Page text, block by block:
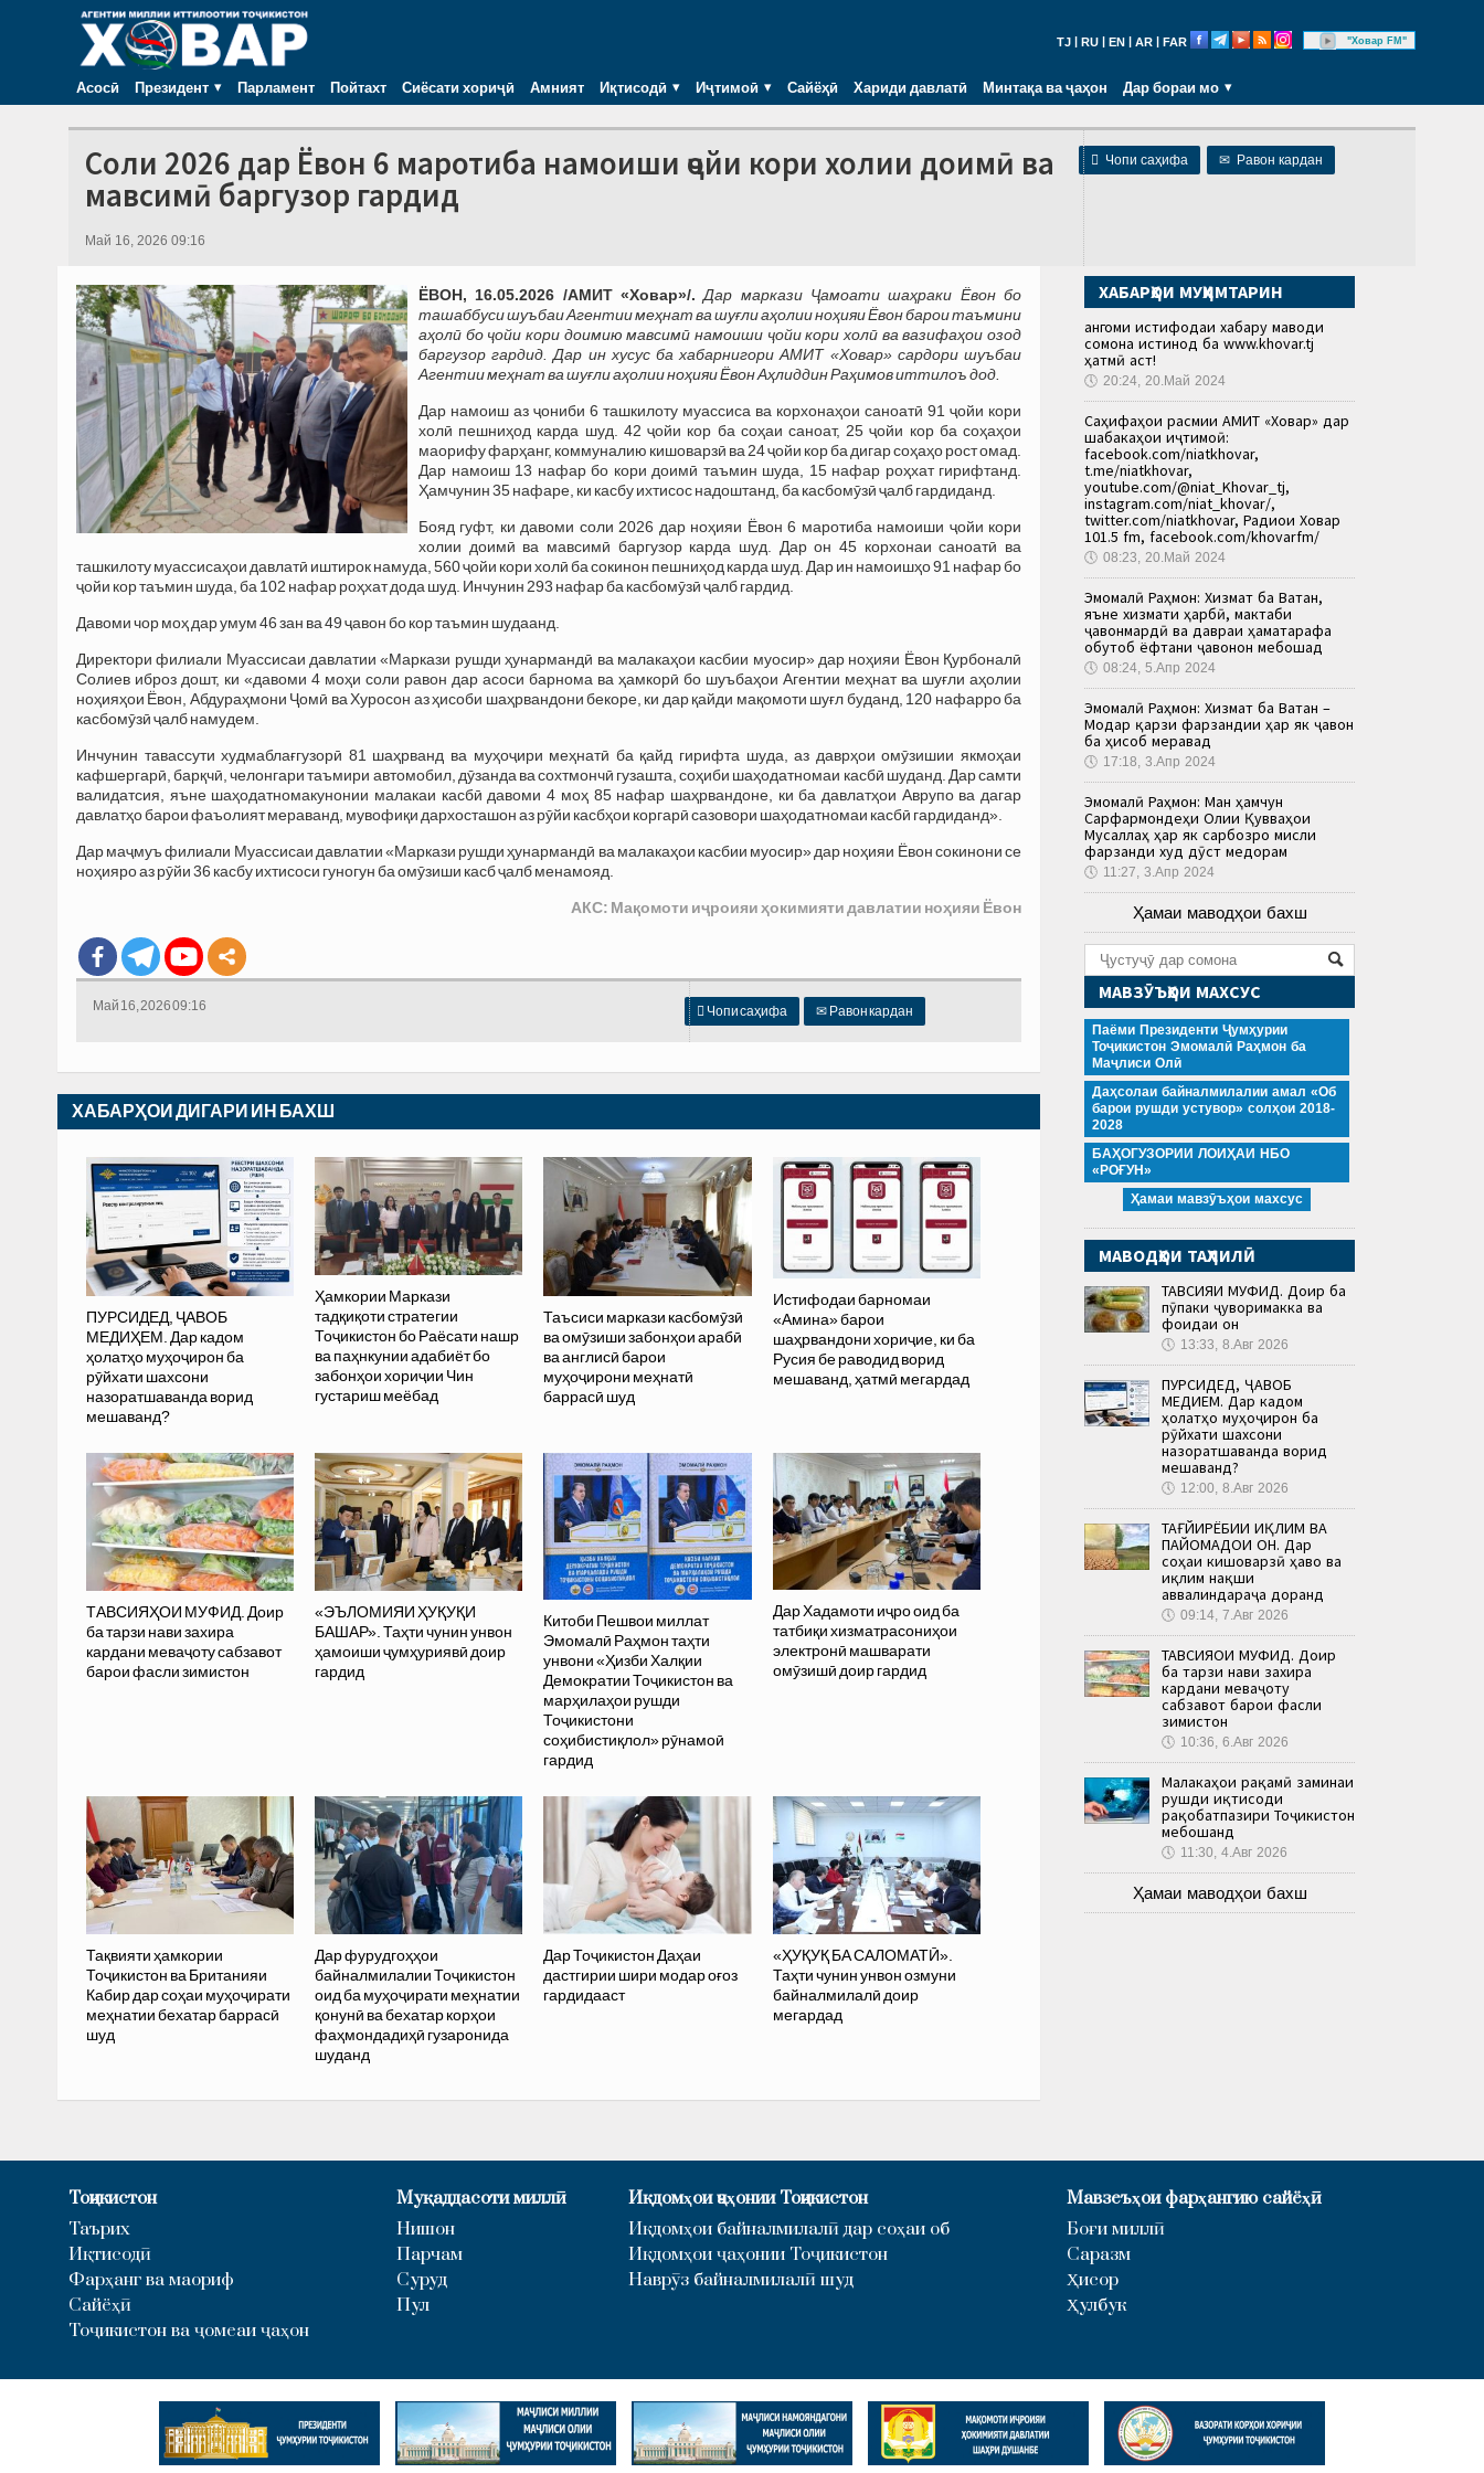
TJ RU EN AR FAR "Ховар FM"
Асосӣ Президент Парламент Пойтахт Сиёсати хориҷӣ Амният Иқтисодӣ Иҷтимоӣ Сайёҳӣ Хариди давлатӣ Минтақа ва ҷаҳон Дар бораи мо
 Чопи саҳифа ✉ Равон кардан
Соли 2026 дар Ёвон 6 маротиба намоиши ҷойи кори холии доимӣ ва
мавсимӣ баргузор гардид
Май 16, 2026 09:16
ЁВОН, 16.05.2026 /АМИТ «Ховар»/. Дар маркази Ҷамоати шаҳраки Ёвон бо
ташаббуси шуъбаи Агентии меҳнат ва шуғли аҳолии ноҳияи Ёвон барои таъмини
аҳолӣ бо ҷойи кори доимию мавсимӣ намоиши ҷойи кори холӣ ва вазифаҳои озод
баргузор гардид. Дар ин хусус ба хабарнигори АМИТ «Ховар» сардори шуъбаи
Агентии меҳнат ва шуғли аҳолии ноҳияи Ёвон Аҳлиддин Раҳимов иттилоъ дод.
Дар намоиш аз ҷониби 6 ташкилоту муассиса ва корхонаҳои саноатӣ 91 ҷойи кори
холӣ пешниҳод карда шуд. 42 ҷойи кор ба соҳаи саноат, 25 ҷойи кор ба соҳаҳои
маорифу фарҳанг, коммуналию кишоварзӣ ва 24 ҷойи кор ба дигар соҳаҳо рост омад.
Дар намоиш 13 нафар бо кори доимӣ таъмин шуда, 15 нафар роҳхат гирифтанд.
Ҳамчунин 35 нафаре, ки касбу ихтисос надоштанд, ба касбомӯзӣ ҷалб гардиданд.
Бояд гуфт, ки давоми соли 2026 дар ноҳияи Ёвон 6 маротиба намоиши ҷойи кори
холии доимӣ ва мавсимӣ баргузор карда шуд. Дар он 45 корхонаи саноатӣ ва
ташкилоту муассисаҳои давлатӣ иштирок намуда, 560 ҷойи кори холӣ ба сокинон пешниҳод карда шуд. Дар ин намоишҳо 91 нафар бо
ҷойи кор таъмин шуда, ба 102 нафар роҳхат дода шуд. Инчунин 293 нафар ба касбомӯзӣ ҷалб гардид.
Давоми чор моҳ дар умум 46 зан ва 49 ҷавон бо кор таъмин шудаанд.
Директори филиали Муассисаи давлатии «Маркази рушди ҳунармандӣ ва малакаҳои касбии муосир» дар ноҳияи Ёвон Қурбоналӣ
Солиев иброз дошт, ки «давоми 4 моҳи соли равон дар асоси барнома ва ҳамкорӣ бо шуъбаҳои Агентии меҳнат ва шуғли аҳолии
ноҳияҳои Ёвон, Абдураҳмони Ҷомӣ ва Хуросон аз ҳисоби шаҳрвандони бекоре, ки дар қайди мақомоти шуғл буданд, 120 нафарро ба
касбомӯзӣ ҷалб намудем.
Инчунин тавассути худмаблағгузорӣ 81 шаҳрванд ва муҳоҷири меҳнатӣ ба қайд гирифта шуда, аз даврҳои омӯзишии якмоҳаи
кафшергарӣ, барқчӣ, челонгари таъмири автомобил, дӯзанда ва сохтмончӣ гузашта, соҳиби шаҳодатномаи касбӣ шуданд. Дар самти
валидатсия, яъне шаҳодатномакунонии малакаи касбӣ давоми 4 моҳ 85 нафар шаҳрвандоне, ки ба давлатҳои Аврупо ва дагар
давлатҳо барои фаъолият мераванд, мувофиқи дархосташон аз рӯйи касбҳои коргарӣ сазовори шаҳодатномаи касбӣ гардиданд».
Дар маҷмуъ филиали Муассисаи давлатии «Маркази рушди ҳунармандӣ ва малакаҳои касбии муосир» дар ноҳияи Ёвон сокинони се
ноҳияро аз рӯйи 36 касбу ихтисоси гуногун ба омӯзиши касб ҷалб менамояд.
АКС: Мақомоти иҷроияи ҳокимияти давлатии ноҳияи Ёвон
 Чопи саҳифа ✉ Равон кардан
Май 16, 2026 09:16
ХАБАРҲОИ ДИГАРИ ИН БАХШ
ПУРСИДЕД, ҶАВОБ
МЕДИҲЕМ. Дар кадом
ҳолатҳо муҳоҷирон ба
рӯйхати шахсони
назоратшаванда ворид
мешаванд?
Ҳамкории Маркази
тадқиқоти стратегии
Тоҷикистон бо Раёсати нашр
ва паҳнкунии адабиёт бо
забонҳои хориҷии Чин
густариш меёбад
Таъсиси маркази касбомӯзӣ
ва омӯзиши забонҳои арабӣ
ва англисӣ барои
муҳоҷирони меҳнатӣ
баррасӣ шуд
Истифодаи барномаи
«Амина» барои
шаҳрвандони хориҷие, ки ба
Русия бе раводид ворид
мешаванд, ҳатмӣ мегардад
ТАВСИЯҲОИ МУФИД. Доир
ба тарзи нави захира
кардани меваҷоту сабзавот
барои фасли зимистон
«ЭЪЛОМИЯИ ҲУҚУҚИ
БАШАР». Таҳти чунин унвон
ҳамоиши ҷумҳуриявӣ доир
гардид
Китоби Пешвои миллат
Эмомалӣ Раҳмон таҳти
унвони «Ҳизби Халқии
Демократии Тоҷикистон ва
марҳилаҳои рушди
Тоҷикистони
соҳибистиқлол» рӯнамоӣ
гардид
Дар Хадамоти иҷро оид ба
татбиқи хизматрасониҳои
электронӣ машварати
омӯзишӣ доир гардид
Тақвияти ҳамкории
Тоҷикистон ва Британияи
Кабир дар соҳаи муҳоҷирати
меҳнатии бехатар баррасӣ
шуд
Дар фурудгоҳҳои
байналмилалии Тоҷикистон
оид ба муҳоҷирати меҳнатии
қонунӣ ва бехатар корҳои
фаҳмондадиҳӣ гузаронида
шуданд
Дар Тоҷикистон Даҳаи
дастгирии шири модар оғоз
гардидааст
«ҲУҚУҚ БА САЛОМАТӢ».
Таҳти чунин унвон озмуни
байналмилалӣ доир
мегардад
ХАБАРҲОИ МУҲИМТАРИН
Ҳангоми истифодаи хабару маводи
сомона истинод ба www.khovar.tj
ҳатмӣ аст!
🕔 20:24, 20.Май 2024
Саҳифаҳои расмии АМИТ «Ховар» дар
шабакаҳои иҷтимоӣ:
facebook.com/niatkhovar,
t.me/niatkhovar,
youtube.com/@niat_Khovar_tj,
instagram.com/niat_khovar/,
twitter.com/niatkhovar, Радиои Ховар
101.5 fm, facebook.com/khovarfm/
🕔 08:23, 20.Май 2024
Эмомалӣ Раҳмон: Хизмат ба Ватан,
яъне хизмати ҳарбӣ, мактаби
ҷавонмардӣ ва давраи ҳаматарафа
обутоб ёфтани ҷавонон мебошад
🕔 08:24, 5.Апр 2024
Эмомалӣ Раҳмон: Хизмат ба Ватан –
Модар қарзи фарзандии ҳар як ҷавон
ба ҳисоб меравад
🕔 17:18, 3.Апр 2024
Эмомалӣ Раҳмон: Ман ҳамчун
Сарфармондеҳи Олии Қувваҳои
Мусаллаҳ ҳар як сарбозро мисли
фарзанди худ дӯст медорам
🕔 11:27, 3.Апр 2024
Ҳамаи маводҳои бахш
МАВЗӮЪҲОИ МАХСУС
Паёми Президенти Ҷумҳурии
Тоҷикистон Эмомалӣ Раҳмон ба
Маҷлиси Олӣ
Даҳсолаи байналмилалии амал «Об
барои рушди устувор» солҳои 2018-
2028
БАҲОГУЗОРИИ ЛОИҲАИ НБО
«РОҒУН»
Ҳамаи мавзӯъҳои махсус
МАВОДҲОИ ТАҲЛИЛӢ
ТАВСИЯИ МУФИД. Доир ба
пӯпаки ҷуворимакка ва
фоидаи он
🕔 13:33, 8.Авг 2026
ПУРСИДЕД, ҶАВОБ
МЕДИҲЕМ. Дар кадом
ҳолатҳо муҳоҷирон ба
рӯйхати шахсони
назоратшаванда ворид
мешаванд?
🕔 12:00, 8.Авг 2026
ТАҒЙИРЁБИИ ИҚЛИМ ВА
ПАЙОМАДҲОИ ОН. Дар
соҳаи кишоварзӣ ҳаво ва
иқлим нақши
аввалиндараҷа доранд
🕔 09:14, 7.Авг 2026
ТАВСИЯҲОИ МУФИД. Доир
ба тарзи нави захира
кардани меваҷоту
сабзавот барои фасли
зимистон
🕔 10:36, 6.Авг 2026
Малакаҳои рақамӣ заминаи
рушди иқтисоди
рақобатпазири Тоҷикистон
мебошанд
🕔 11:30, 4.Авг 2026
Ҳамаи маводҳои бахш
Тоҷикистон
Таърих
Иқтисодӣ
Фарҳанг ва маориф
Сайёҳӣ
Тоҷикистон ва ҷомеаи ҷаҳон
Муқаддасоти миллӣ
Нишон
Парчам
Суруд
Пул
Иқдомҳои ҷаҳонии Тоҷикистон
Иқдомҳои байналмилалӣ дар соҳаи об
Иқдомҳои ҷаҳонии Тоҷикистон
Наврӯз байналмилалӣ шуд
Мавзеъҳои фарҳангию сайёҳӣ
Боғи миллӣ
Саразм
Ҳисор
Ҳулбук